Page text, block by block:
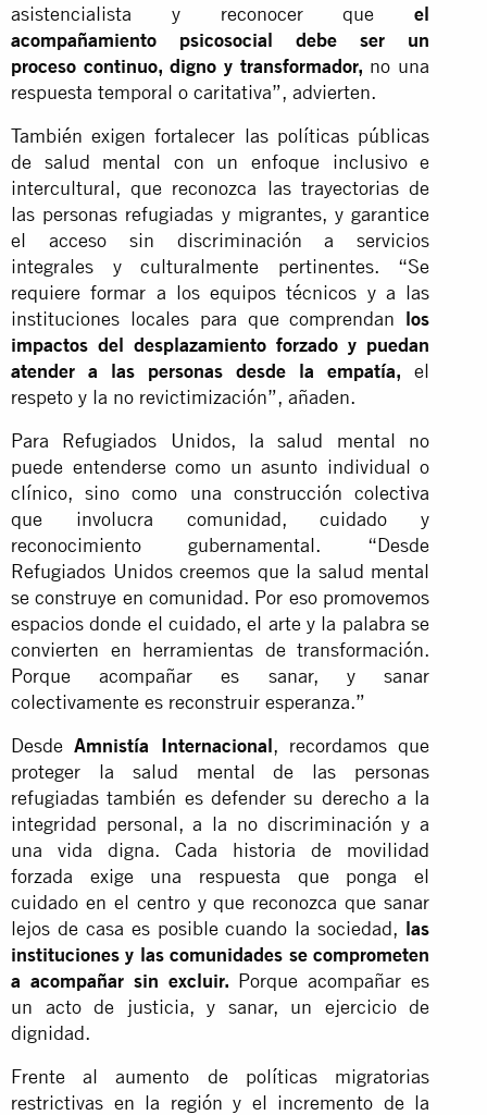
asistencialista y reconocer queel
acompañamiento psicosocial debe ser un
proceso continuo, digno y transformador, no una
respuesta temporal o caritativa”, advierten.
También exigen fortalecer las políticas públicas
de salud mental con un enfoque inclusivo e
intercultural, que reconozca las trayectorias de
las personas refugiadas y migrantes, y garantice
el acceso sin discriminación a servicios
integrales y culturalmente pertinentes. “Se
requiere formar a los equipos técnicos y a las
instituciones locales para que comprendan los
impactos del desplazamiento forzado y puedan
atender a las personas desde la empatía, el
respeto y la no revictimización”, añaden.
Para Refugiados Unidos, la salud mental no
puede entenderse como un asunto individual o
clínico, sino como una construcción colectiva
que involucra comunidad, cuidado y
reconocimiento gubernamental. “Desde
Refugiados Unidos creemos que la salud mental
se construye en comunidad. Por eso promovemos
espacios donde el cuidado, el arte y la palabra se
convierten en herramientas de transformación.
Porque acompañar es sanar, y sanar
colectivamente es reconstruir esperanza.”
Desde Amnistía Internacional, recordamos que
proteger la salud mental de las personas
refugiadas también es defender su derecho a la
integridad personal, a la no discriminación y a
una vida digna. Cada historia de movilidad
forzada exige una respuesta que ponga el
cuidado en el centro y que reconozca que sanar
lejos de casa es posible cuando la sociedad, las
instituciones y las comunidades se comprometen
a acompañar sin excluir. Porque acompañar es
un acto de justicia, y sanar, un ejercicio de
dignidad.
Frente al aumento de políticas migratorias
restrictivas en la región y el incremento de la